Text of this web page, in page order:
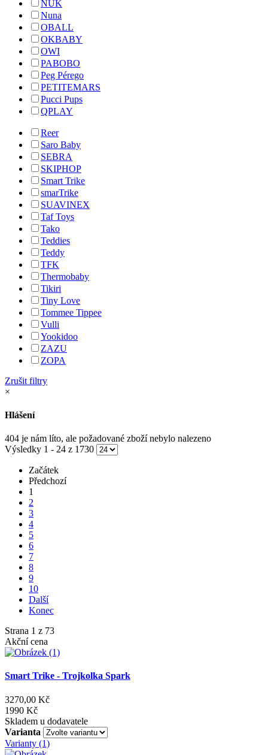
NUK
Nuna
OBALL
OKBABY
OWI
PABOBO
Peg Pérego
PETITEMARS
Pucci Pups
QPLAY
Reer
Saro Baby
SEBRA
SKIPHOP
Smart Trike
smarTrike
SUAVINEX
Taf Toys
Tako
Teddies
Teddy
TFK
Thermobaby
Tikiri
Tiny Love
Tommee Tippee
Vulli
Yookidoo
ZAZU
ZOPA
Zrušit filtry
×
Hlášení
404 je nám líto, ale požadované zboží nebylo nalezeno
Výsledky 1 - 24 z 1730
Začátek
Předchozí
1
2
3
4
5
6
7
8
9
10
Další
Konec
Strana 1 z 73
Akční cena
Smart Trike - Trojkolka Spark
3270,00 Kč
1990 Kč
Skladem u dodavatele
Varianta
Varianty (1)